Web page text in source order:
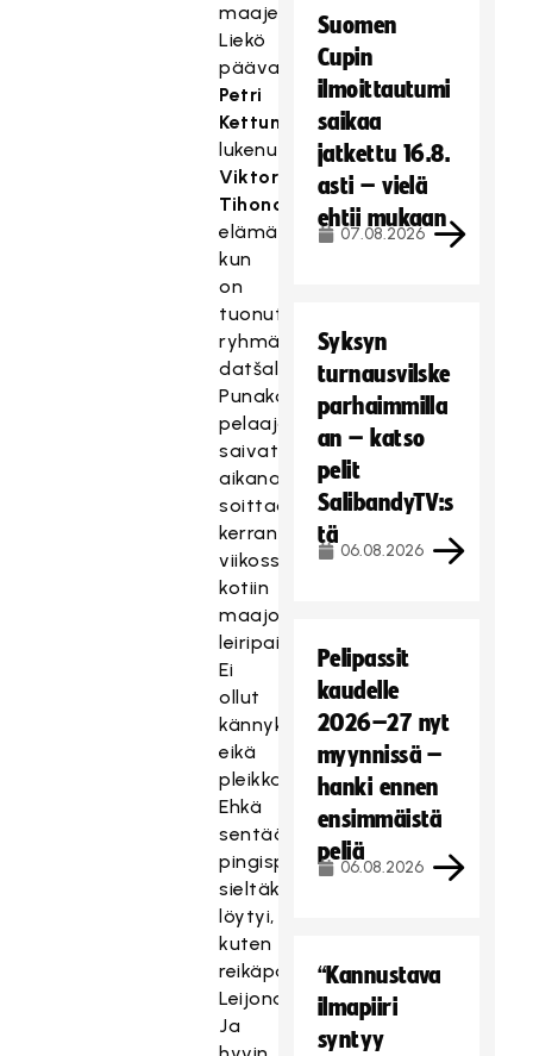
maajengi.
Liekö
päävalmentaja
Petri
Kettunen
lukenut
Viktor
Tihonovin
elämänkerrallisen,
kun
on
tuonut
ryhmänsä
datšalle.
Punakoneen
pelaajat
saivat
aikanaan
soittaa
kerran
viikossa
kotiin
maajoukkueen
leiripaikasta.
Ei
ollut
kännyköitä
eikä
pleikkareita.
Ehkä
sentään
pingispöytä
sieltäkin
löytyi,
kuten
reikäpallomaajengimme
Leijonaluolasta.
Ja
Suomen
Cupin
ilmoittautumi
saikaa
jatkettu 16.8.
asti – vielä
ehtii mukaan
07.08.2026
Syksyn
turnausvilske
parhaimmilla
an – katso
pelit
SalibandyTV:s
tä
06.08.2026
Pelipassit
kaudelle
2026–27 nyt
myynnissä –
hanki ennen
ensimmäistä
peliä
06.08.2026
“Kannustava
ilmapiiri
syntyy